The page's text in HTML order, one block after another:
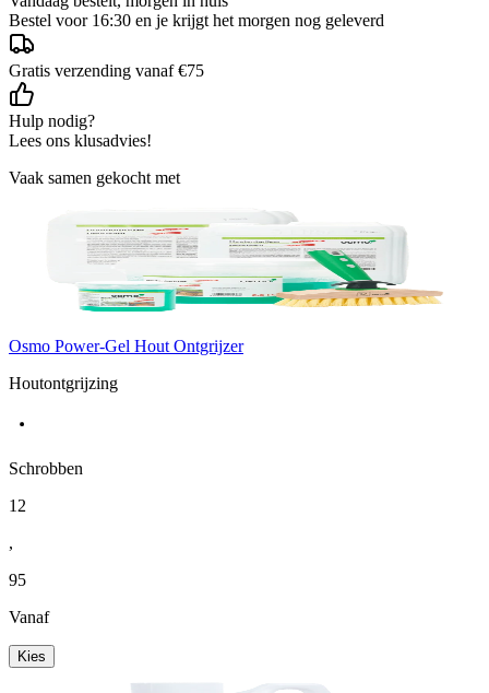
Bestel voor 16:30 en je krijgt het morgen nog geleverd
Gratis verzending vanaf €75
Hulp nodig?
Lees ons klusadvies!
Vaak samen gekocht met
Osmo Power-Gel Hout Ontgrijzer
Houtontgrijzing
Schrobben
12
,
95
Vanaf
Kies